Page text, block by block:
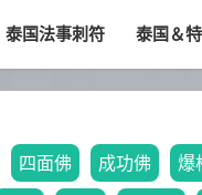
泰国法事刺符 泰国＆
四面佛 成功佛 爆